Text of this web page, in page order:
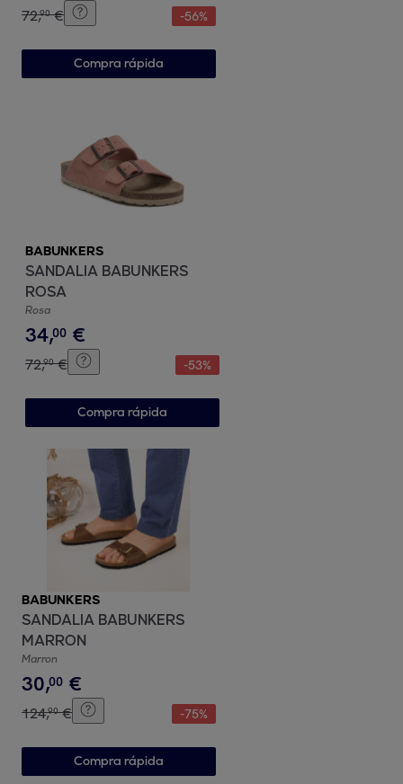
72,90 € -56%
Compra rápida
BABUNKERS
SANDALIA BABUNKERS
ROSA
Rosa
34,00 €
72,90 € -53%
Compra rápida
BABUNKERS
SANDALIA BABUNKERS
MARRON
Marron
30,00 €
124,90 € -75%
Compra rápida